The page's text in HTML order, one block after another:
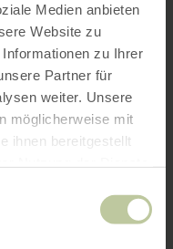
Medien anbieten
Website zu
zu Ihrer
Partner für
weiter. Unsere
möglicherweise mit
ihnen bereitgestellt